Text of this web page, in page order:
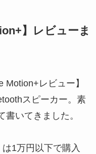
】レビューま
レビュー】
スピーカー。素
いてきました。
は1万円以下で購入